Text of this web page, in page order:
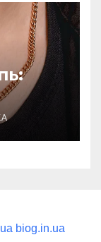
biog.in.ua